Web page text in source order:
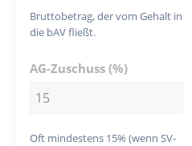
Bruttobetrag, der vom Gehalt in
die bAV fließt.
AG-Zuschuss (%)
Oft mindestens 15% (wenn SV-